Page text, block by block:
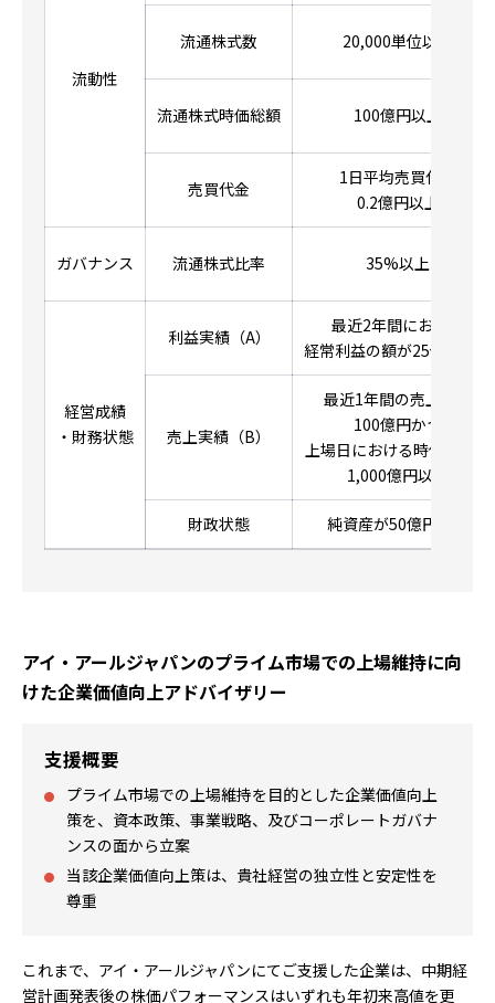
流動性
流通株式数 20,000単位以上
流通株式時価総額 100億円以上
売買代金
1日平均売買代金
0.2億円以上
ガバナンス 流通株式比率 35%以上
経営成績
・財務状態
利益実績（A）
最近2年間における
経常利益の額が25億円以上
売上実績（B）
最近1年間の売上高が
100億円かつ
上場日における時価総額が
1,000億円以上
財政状態 純資産が50億円以上
アイ・アールジャパンのプライム市場での上場維持に向
けた企業価値向上アドバイザリー
支援概要
プライム市場での上場維持を目的とした企業価値向上
策を、資本政策、事業戦略、及びコーポレートガバナ
ンスの面から立案
当該企業価値向上策は、貴社経営の独立性と安定性を
尊重
これまで、アイ・アールジャパンにてご支援した企業は、中期経
営計画発表後の株価パフォーマンスはいずれも年初来高値を更